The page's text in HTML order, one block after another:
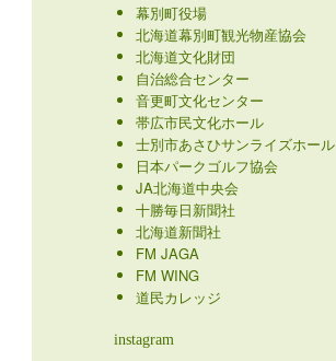
幕別町役場
北海道幕別町観光物産協会
北海道文化財団
自治総合センター
音更町文化センター
帯広市民文化ホール
士別市あさひサンライズホール
日本パークゴルフ協会
JA北海道中央会
十勝毎日新聞社
北海道新聞社
FM JAGA
FM WING
道民カレッジ
instagram